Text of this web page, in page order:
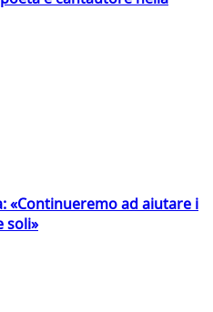
«Continueremo ad aiutare i
soli»